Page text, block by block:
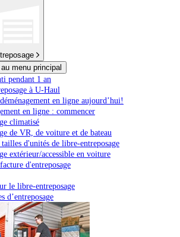
menu principal
pendant 1 an
à U-Haul
en ligne aujourd’hui!
en ligne : commencer
climatisé
de VR, de voiture et de bateau
tailles d'unités de libre-entreposage
extérieur/accessible en voiture
d'entreposage
le libre-entreposage
d’entreposage